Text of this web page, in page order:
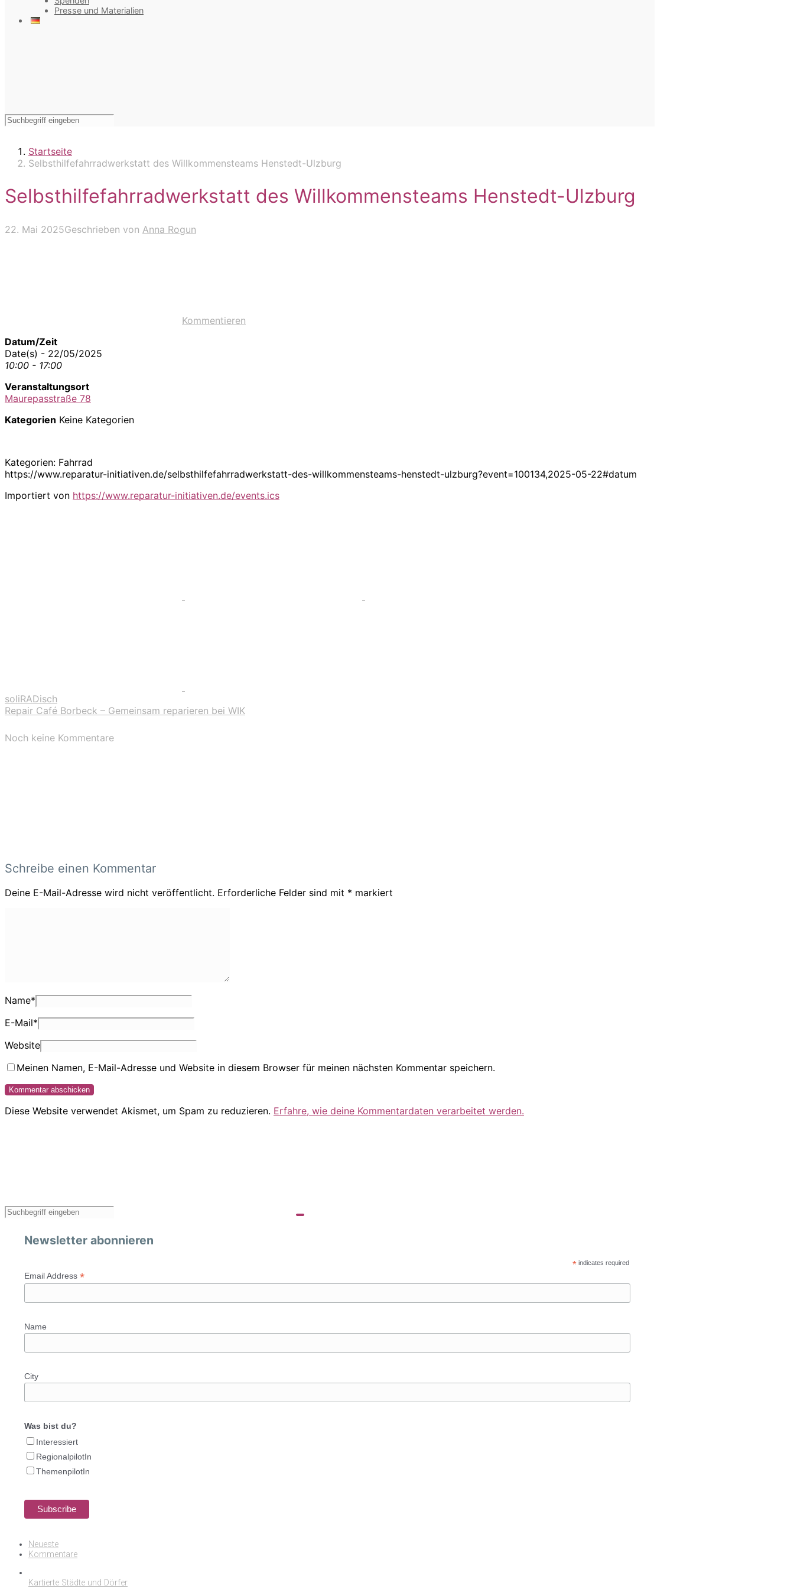
Presse und Materialien
Startseite
Selbsthilfefahrradwerkstatt des Willkommensteams Henstedt-Ulzburg
Selbsthilfefahrradwerkstatt des Willkommensteams Henstedt-Ulzburg
22. Mai 2025Geschrieben von Anna Rogun
Kommentieren
Datum/Zeit
Date(s) - 22/05/2025
10:00 - 17:00
Veranstaltungsort
Maurepasstraße 78
Kategorien Keine Kategorien
Kategorien: Fahrrad
https://www.reparatur-initiativen.de/selbsthilfefahrradwerkstatt-des-willkommensteams-henstedt-ulzburg?event=100134,2025-05-22#datum
Importiert von https://www.reparatur-initiativen.de/events.ics
soliRADisch
Repair Café Borbeck – Gemeinsam reparieren bei WIK
Noch keine Kommentare
Schreibe einen Kommentar
Deine E-Mail-Adresse wird nicht veröffentlicht. Erforderliche Felder sind mit * markiert
Name*
E-Mail*
Website
Meinen Namen, E-Mail-Adresse und Website in diesem Browser für meinen nächsten Kommentar speichern.
Diese Website verwendet Akismet, um Spam zu reduzieren. Erfahre, wie deine Kommentardaten verarbeitet werden.
Newsletter abonnieren
* indicates required
Email Address *
Name
City
Was bist du?
Interessiert
RegionalpilotIn
ThemenpilotIn
Neueste
Kommentare
Kartierte Städte und Dörfer